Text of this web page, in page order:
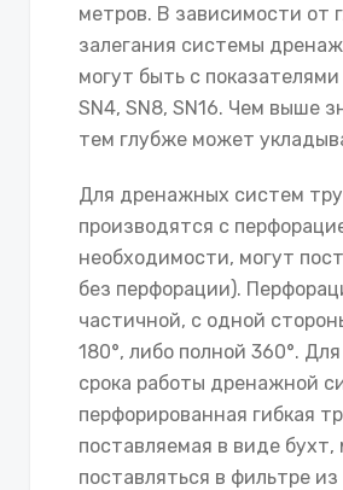
метров. В зависимости от
залегания системы
могут быть с
SN4, SN8, SN16. Чем выше
тем глубже может
Для дренажных систем
производятся с
необходимости, могут
без перфорации).
частичной, с одной
180°, либо полной 360°.
срока работы дренажной
перфорированная гибкая
поставляемая в виде
поставляться в фильтре